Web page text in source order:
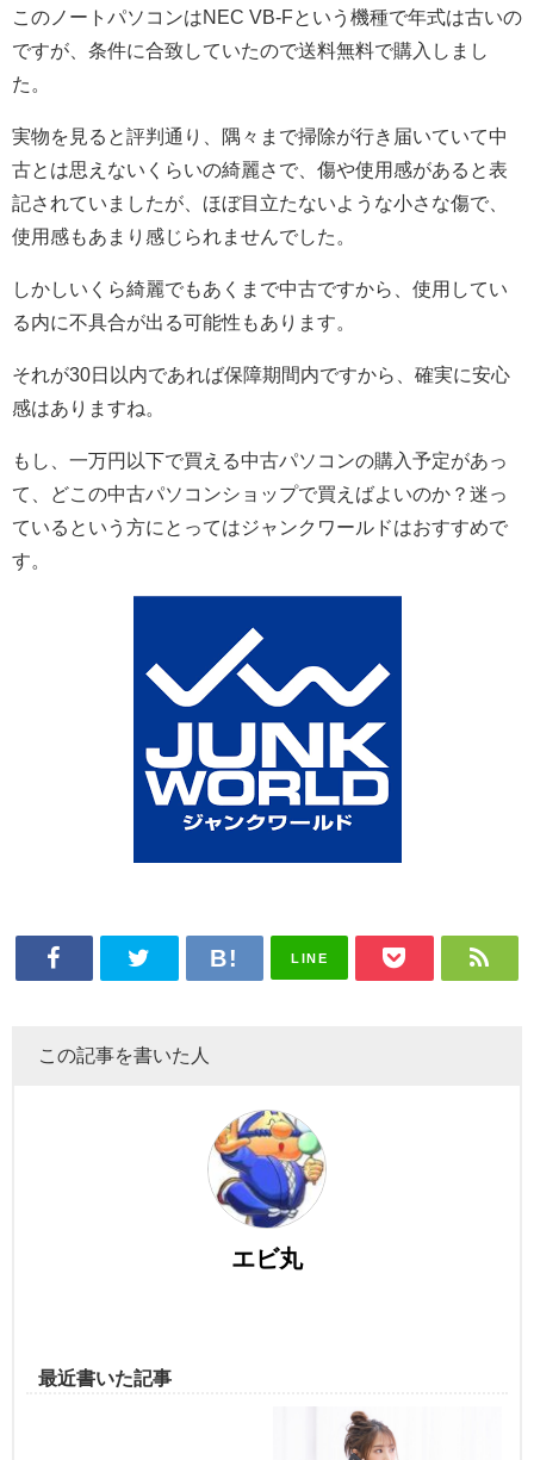
このノートパソコンはNEC VB-Fという機種で年式は古いの
ですが、条件に合致していたので送料無料で購入しまし
た。
実物を見ると評判通り、隅々まで掃除が行き届いていて中
古とは思えないくらいの綺麗さで、傷や使用感があると表
記されていましたが、ほぼ目立たないような小さな傷で、
使用感もあまり感じられませんでした。
しかしいくら綺麗でもあくまで中古ですから、使用してい
る内に不具合が出る可能性もあります。
それが30日以内であれば保障期間内ですから、確実に安心
感はありますね。
もし、一万円以下で買える中古パソコンの購入予定があっ
て、どこの中古パソコンショップで買えばよいのか？迷っ
ているという方にとってはジャンクワールドはおすすめで
す。
LINE
この記事を書いた人
エビ丸
最近書いた記事